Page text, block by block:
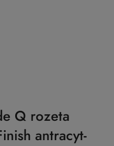
Q rozeta
antracyt-